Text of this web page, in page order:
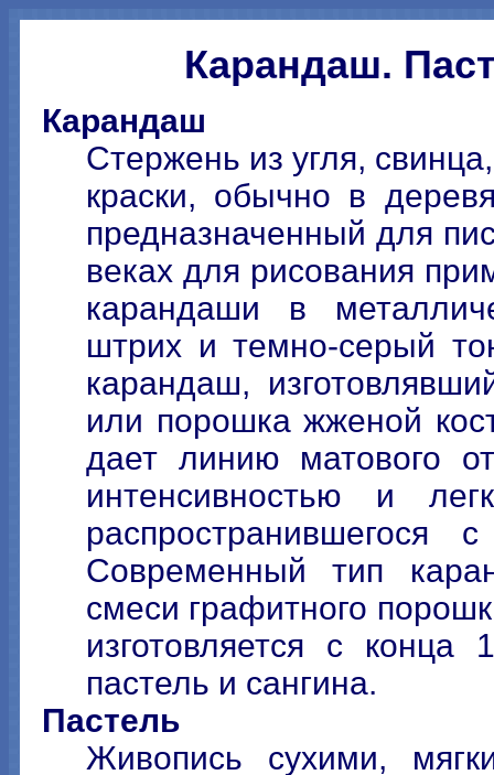
Карандаш.
Карандаш
Стержень из угля,
краски, обычно в
предназначенный для
веках для рисования
карандаши в
штрих и темно-серый
карандаш,
или порошка жженой
дает линию матового
интенсивностью и
Современный тип
смеси графитного
изготовляется с
пастель и сангина.
Пастель
Живопись сухими,